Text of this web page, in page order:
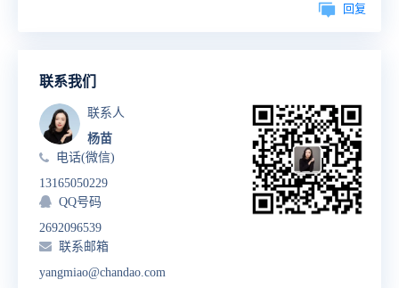
回复
联系我们
联系人
杨苗
电话(微信)
13165050229
QQ号码
2692096539
联系邮箱
yangmiao@chandao.com